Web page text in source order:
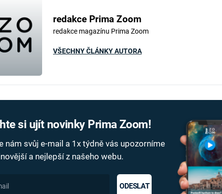
redakce Prima Zoom
redakce magazínu Prima Zoom
VŠECHNY ČLÁNKY AUTORA
si ujít novinky Prima Zoom!
nám svůj e-mail a 1x týdně vás upozorníme
a nejlepší z našeho webu.
ODESLAT